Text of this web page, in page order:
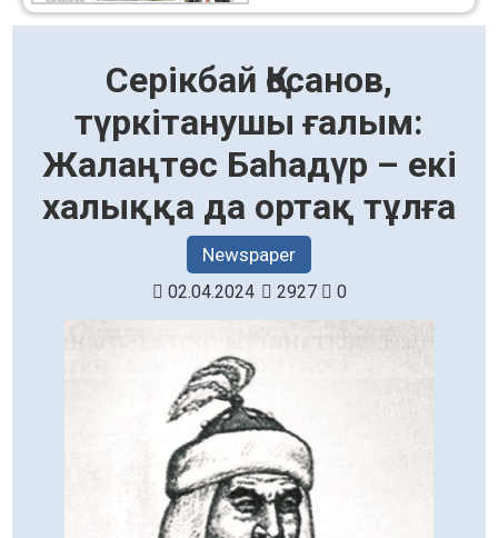
Серікбай Қосанов,
түркітанушы ғалым:
Жалаңтөс Баһадүр – екі
халыққа да ортақ тұлға
Newspaper
02.04.2024 2927 0